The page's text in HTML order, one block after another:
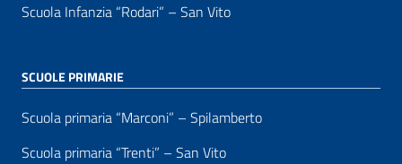
Scuola Infanzia “Rodari” – San Vito
SCUOLE PRIMARIE
Scuola primaria “Marconi” – Spilamberto
Scuola primaria “Trenti” – San Vito